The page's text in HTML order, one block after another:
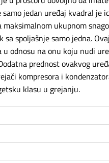
jedan uređaj kvadral je
ukupnom
spoljašnje samo jedna.
odnosu na onu koju nudi
prednost ovakvog
kompresora i
klasu u grejanju.